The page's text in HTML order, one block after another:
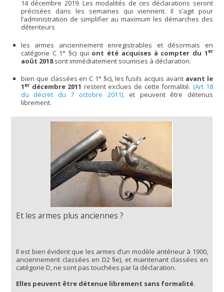
14 décembre 2019. Les modalités de ces déclarations seront
précisées dans les semaines qui viennent. Il s’agit pour
l’administration de simplifier au maximum les démarches des
détenteurs
les armes anciennement enregistrables et désormais en
catégorie C 1° §c) qui ont été acquises à compter du 1er
août 2018sont immédiatement soumises à déclaration.
bien que classées en C 1° §c), les fusils acquis avant avant le
1erdécembre 2011 restent exclues de cette formalité. (Art 18
du décret du 7 octobre 2011). et peuvent être détenus
librement.
Et les armes plus anciennes ?
Il est bien évident que les armes d’un modèle antérieur à 1900,
anciennement classées en D2 §e), et maintenant classées en
catégorie D, ne sont pas touchées par la déclaration.
Elles peuvent être détenue librement sans formalité.